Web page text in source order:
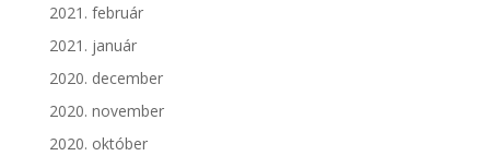
2021. február
2021. január
2020. december
2020. november
2020. október